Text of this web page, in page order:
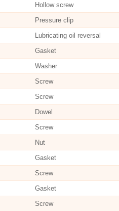
Hollow screw
Pressure clip
Lubricating oil reversal
Gasket
Washer
Screw
Screw
Dowel
Screw
Nut
Gasket
Screw
Gasket
Screw